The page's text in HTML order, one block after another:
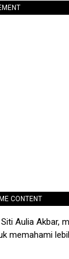
CONTENT
Aulia Akbar,
memahami